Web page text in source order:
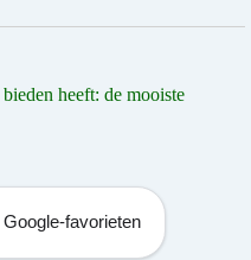
heeft: de mooiste
favorieten